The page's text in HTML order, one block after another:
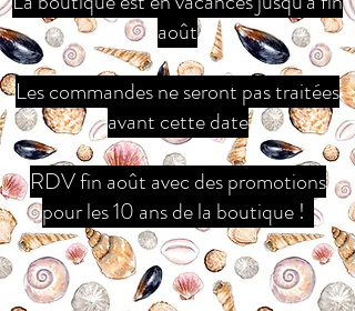
août
Les commandes ne seront pas traitées
avant cette date
RDV fin août avec des promotions
pour les 10 ans de la boutique !